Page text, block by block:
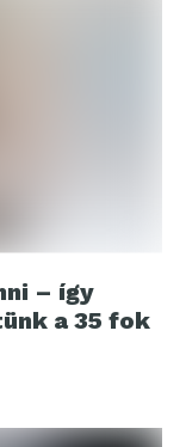
– így
a 35 fok